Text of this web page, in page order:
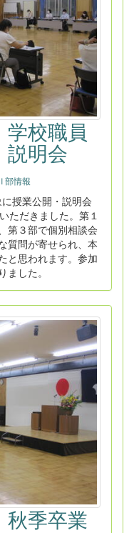
校職員
明会
情報
授業公開・説明会
ただきました。第１
第３部で個別相談会
質問が寄せられ、本
と思われます。参加
した。
季卒業